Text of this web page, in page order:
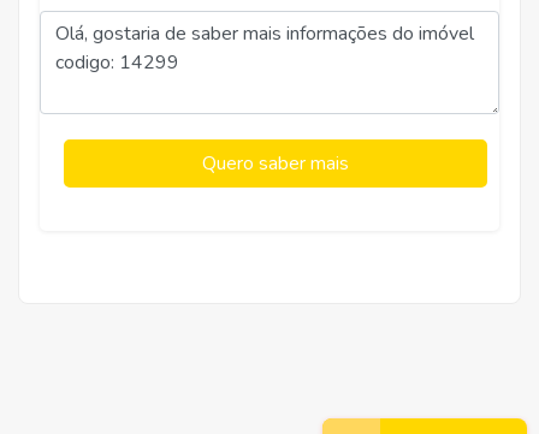
Quero saber mais